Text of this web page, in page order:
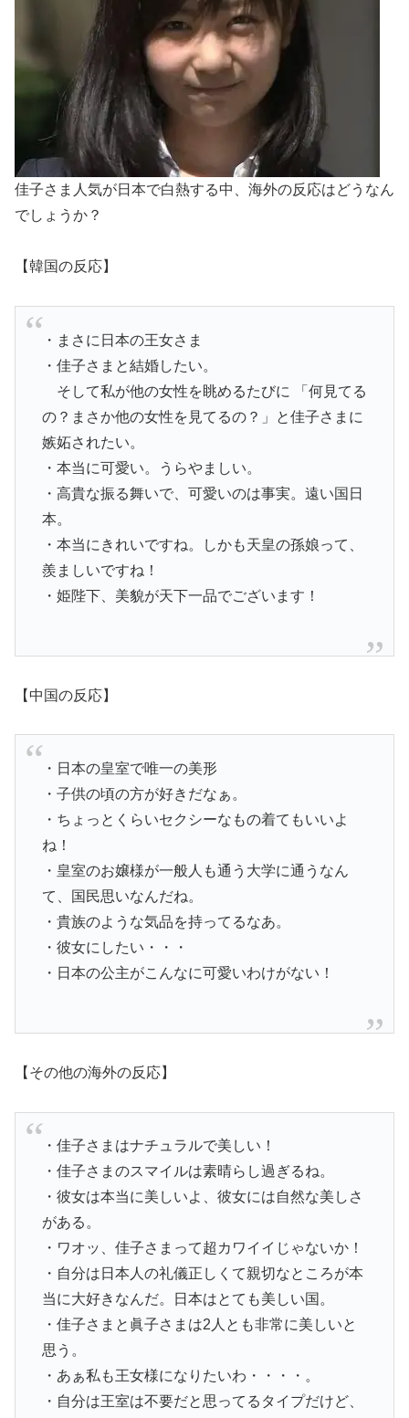
佳子さま人気が日本で白熱する中、海外の反応はどうなん
でしょうか？
【韓国の反応】
・まさに日本の王女さま
・佳子さまと結婚したい。
そして私が他の女性を眺めるたびに 「何見てる
の？まさか他の女性を見てるの？」と佳子さまに
嫉妬されたい。
・本当に可愛い。うらやましい。
・高貴な振る舞いで、可愛いのは事実。遠い国日
本。
・本当にきれいですね。しかも天皇の孫娘って、
羨ましいですね！
・姫陛下、美貌が天下一品でございます！
【中国の反応】
・日本の皇室で唯一の美形
・子供の頃の方が好きだなぁ。
・ちょっとくらいセクシーなもの着てもいいよ
ね！
・皇室のお嬢様が一般人も通う大学に通うなん
て、国民思いなんだね。
・貴族のような気品を持ってるなあ。
・彼女にしたい・・・
・日本の公主がこんなに可愛いわけがない！
【その他の海外の反応】
・佳子さまはナチュラルで美しい！
・佳子さまのスマイルは素晴らし過ぎるね。
・彼女は本当に美しいよ、彼女には自然な美しさ
がある。
・ワオッ、佳子さまって超カワイイじゃないか！
・自分は日本人の礼儀正しくて親切なところが本
当に大好きなんだ。日本はとても美しい国。
・佳子さまと眞子さまは2人とも非常に美しいと
思う。
・あぁ私も王女様になりたいわ・・・・。
・自分は王室は不要だと思ってるタイプだけど、